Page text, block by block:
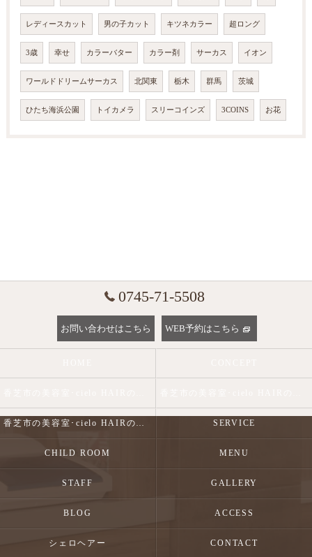
レディースカット 男の子カット キツネカラー 超ロング
3歳 幸せ カラーバター カラー剤 サーカス イオン
ワールドドリームサーカス 北関東 栃木 群馬 茨城
ひたち海浜公園 トイカメラ スリーコインズ 3COINS お花
0745-71-5508
お問い合わせはこちら WEB予約はこちら
香芝市の美容室･cielo HAIRのお客様の声 SERVICE
CHILD ROOM MENU
STAFF GALLERY
BLOG ACCESS
シェロヘアー CONTACT